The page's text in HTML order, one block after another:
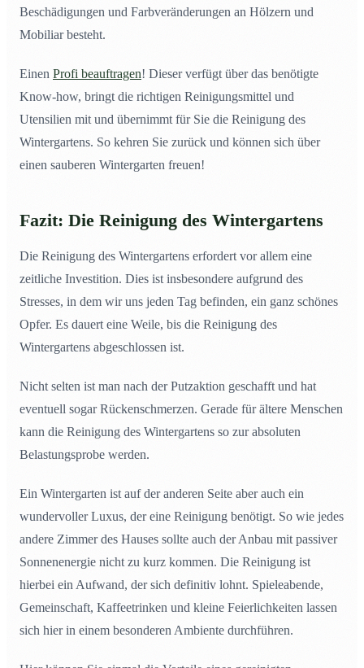
Beschädigungen und Farbveränderungen an Hölzern und
Mobiliar besteht.
Einen Profi beauftragen! Dieser verfügt über das benötigte
Know-how, bringt die richtigen Reinigungsmittel und
Utensilien mit und übernimmt für Sie die Reinigung des
Wintergartens. So kehren Sie zurück und können sich über
einen sauberen Wintergarten freuen!
Fazit: Die Reinigung des Wintergartens
Die Reinigung des Wintergartens erfordert vor allem eine
zeitliche Investition. Dies ist insbesondere aufgrund des
Stresses, in dem wir uns jeden Tag befinden, ein ganz schönes
Opfer. Es dauert eine Weile, bis die Reinigung des
Wintergartens abgeschlossen ist.
Nicht selten ist man nach der Putzaktion geschafft und hat
eventuell sogar Rückenschmerzen. Gerade für ältere Menschen
kann die Reinigung des Wintergartens so zur absoluten
Belastungsprobe werden.
Ein Wintergarten ist auf der anderen Seite aber auch ein
wundervoller Luxus, der eine Reinigung benötigt. So wie jedes
andere Zimmer des Hauses sollte auch der Anbau mit passiver
Sonnenenergie nicht zu kurz kommen. Die Reinigung ist
hierbei ein Aufwand, der sich definitiv lohnt. Spieleabende,
Gemeinschaft, Kaffeetrinken und kleine Feierlichkeiten lassen
sich hier in einem besonderen Ambiente durchführen.